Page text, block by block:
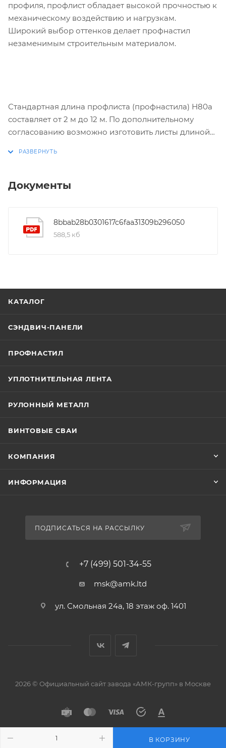
В КОРЗИНУ
профиля, профлист обладает высокой прочностью к
механическому воздействию и нагрузкам.
Широкий выбор оттенков делает профнастил
незаменимым строительным материалом.
Стандартная длина профлиста (профнастила) Н80а
составляет от 2 м до 12 м. По дополнительному
согласованию возможно изготовить листы длиной
Документы
8bbab28b0301617c6faa31309b296050
588,5 кб
КАТАЛОГ
СЭНДВИЧ-ПАНЕЛИ
ПРОФНАСТИЛ
УПЛОТНИТЕЛЬНАЯ ЛЕНТА
РУЛОННЫЙ МЕТАЛЛ
ВИНТОВЫЕ СВАИ
КОМПАНИЯ
ИНФОРМАЦИЯ
ПОДПИСАТЬСЯ НА РАССЫЛКУ
+7 (499) 501-34-55
msk@amk.ltd
ул. Смольная 24а, 18 этаж оф. 1401
2026 © Официальный сайт завода «АМК-групп» в Москве